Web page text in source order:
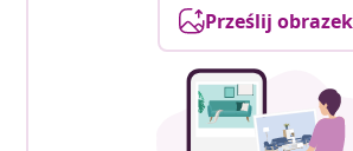
Prześlij obrazek